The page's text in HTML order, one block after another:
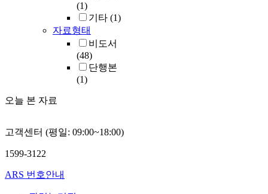
(1)
기타 (1)
자료형태
비도서
(48)
단행본
(1)
오늘 본 자료
고객센터 (평일: 09:00~18:00)
1599-3122
ARS 번호안내